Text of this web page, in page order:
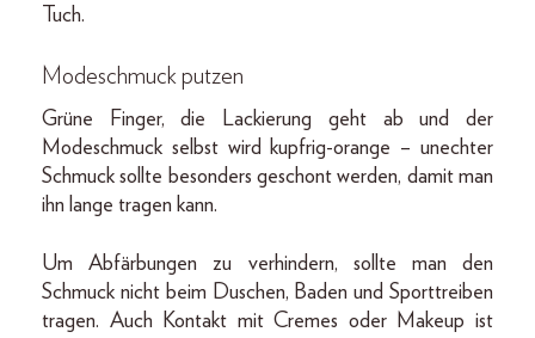
Tuch.
Modeschmuck putzen
Grüne Finger, die Lackierung geht ab und der
Modeschmuck selbst wird kupfrig-orange – unechter
Schmuck sollte besonders geschont werden, damit man
ihn lange tragen kann.
Um Abfärbungen zu verhindern, sollte man den
Schmuck nicht beim Duschen, Baden und Sporttreiben
tragen. Auch Kontakt mit Cremes oder Makeup ist